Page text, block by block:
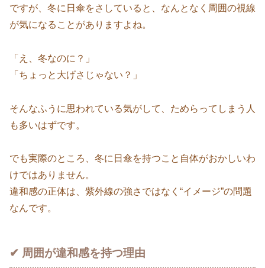
ですが、冬に日傘をさしていると、なんとなく周囲の視線
が気になることがありますよね。
「え、冬なのに？」
「ちょっと大げさじゃない？」
そんなふうに思われている気がして、ためらってしまう人
も多いはずです。
でも実際のところ、冬に日傘を持つこと自体がおかしいわ
けではありません。
違和感の正体は、紫外線の強さではなく“イメージ”の問題
なんです。
✔ 周囲が違和感を持つ理由